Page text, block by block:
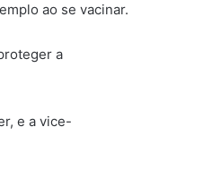
ao se vacinar.
a
e a vice-